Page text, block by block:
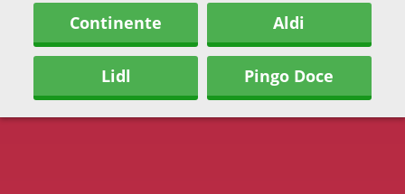
Continente Aldi
Lidl Pingo Doce